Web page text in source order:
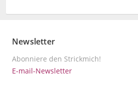
Newsletter
Abonniere den Strickmich!
E-mail-Newsletter